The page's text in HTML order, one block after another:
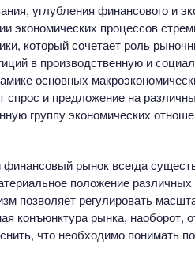
углубления финансового и
экономических процессов
который сочетает роль
в производственную и
основных
спрос и предложение на
группу экономических
финансовый рынок всегда
положение
позволяет регулировать
конъюнктура рынка, наоборот,
что необходимо понимать